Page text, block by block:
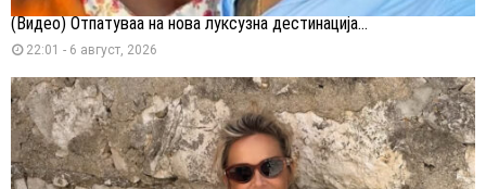
(Видео) Отпатуваа на нова луксузна дестинација...
22:01 - 6 август, 2026